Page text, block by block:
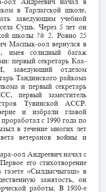
оол Андреевич начал в
в Тарлагской школе,
заведующим учебной
Сушь. Через 5 лет он
школы № 2. Ровно 25
Маспык-оол вернулся в
имея солидный багаж
первый секретарь Каа-
заведующий отделом
Тандинского райкома
и первый секретарь
первый заместитель
Тувинской АССР.
и избрали главой
с 1990 года по
в течение многих лет
ветеранов войны и
оол Андреевич начал с
его стихотворение
газете «Сылдысчыгаш» в
занятость, он
работы. В 1980-е